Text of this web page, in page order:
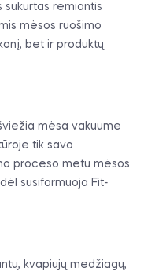
sukurtas remiantis
mėsos ruošimo
bet ir produktų
mėsa vakuume
tik savo
proceso metu mėsos
susiformuoja Fit-
kvapiųjų medžiagų,